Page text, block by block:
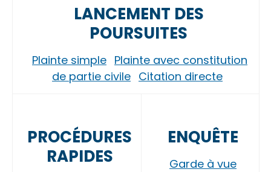
LANCEMENT DES
POURSUITES
Plainte simple Plainte avec constitution
de partie civile Citation directe
PROCÉDURES
RAPIDES
ENQUÊTE
Garde à vue